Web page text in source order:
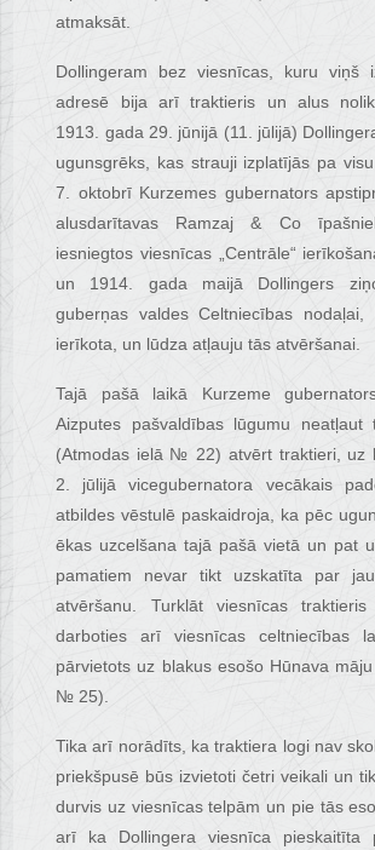
atmaksāt.
Dollingeram bez viesnīcas, kuru viņš
adresē bija arī traktieris un alus
1913. gada 29. jūnijā (11. jūlijā)
ugunsgrēks, kas strauji izplatījās pa
7. oktobrī Kurzemes gubernators
alusdarītavas Ramzaj & Co
iesniegtos viesnīcas „Centrāle“
un 1914. gada maijā Dollingers
guberņas valdes Celtniecības
ierīkota, un lūdza atļauju tās atvēršanai.
Tajā pašā laikā Kurzeme
Aizputes pašvaldības lūgumu neatļaut
(Atmodas ielā № 22) atvērt traktieri, uz
2. jūlijā vicegubernatora vecākais
atbildes vēstulē paskaidroja, ka pēc
ēkas uzcelšana tajā pašā vietā un pat
pamatiem nevar tikt uzskatīta par
atvēršanu. Turklāt viesnīcas
darboties arī viesnīcas celtniecības
pārvietots uz blakus esošo Hūnava
№ 25).
Tika arī norādīts, ka traktiera logi nav
priekšpusē būs izvietoti četri veikali un
durvis uz viesnīcas telpām un pie tās
arī ka Dollingera viesnīca pieskaitīta